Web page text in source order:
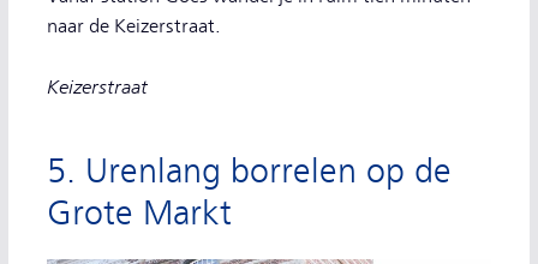
naar de Keizerstraat.
Keizerstraat
5. Urenlang borrelen op de
Grote Markt